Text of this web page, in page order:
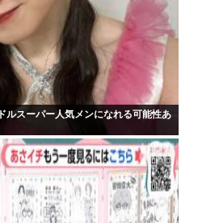
ルスーパー人気メンになれる可能性あ